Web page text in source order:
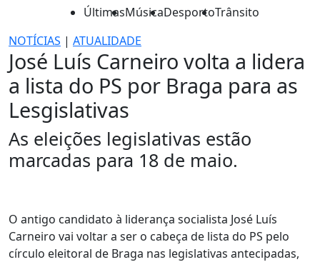
ÚltimasMúsicaDesportoTrânsito
NOTÍCIAS | ATUALIDADE
José Luís Carneiro volta a lidera
a lista do PS por Braga para as
Lesgislativas
As eleições legislativas estão
marcadas para 18 de maio.
O antigo candidato à liderança socialista José Luís
Carneiro vai voltar a ser o cabeça de lista do PS pelo
círculo eleitoral de Braga nas legislativas antecipadas,